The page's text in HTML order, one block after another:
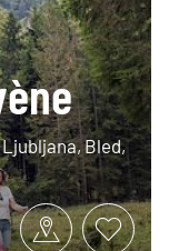
Bled,